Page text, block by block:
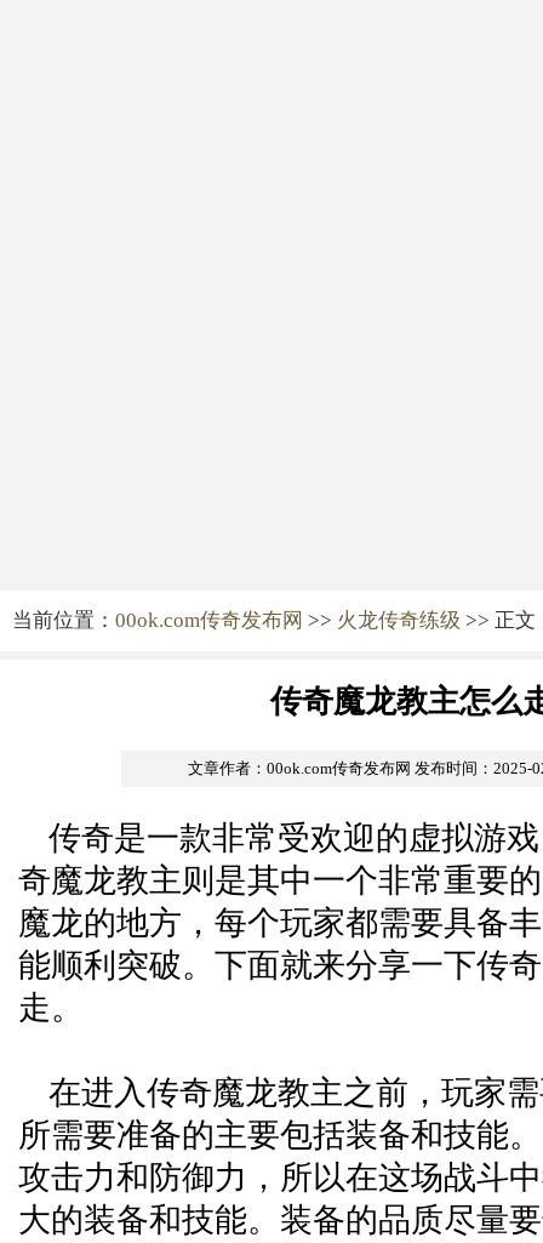
当前位置： 00ok.com传奇发布网 >> 火龙传奇练级 >> 正文
传奇魔龙教主怎么
文章作者：00ok.com传奇发布网 发布时间：2025-
传奇是一款非常受欢迎的虚拟游
奇魔龙教主则是其中一个非常重要
魔龙的地方，每个玩家都需要具备
能顺利突破。下面就来分享一下传
走。
在进入传奇魔龙教主之前，玩家
所需要准备的主要包括装备和技能
攻击力和防御力，所以在这场战斗
大的装备和技能。装备的品质尽量